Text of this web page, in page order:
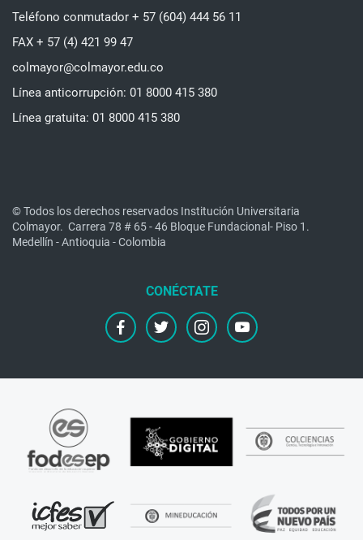
Teléfono conmutador + 57 (604) 444 56 11
FAX + 57 (4) 421 99 47
colmayor@colmayor.edu.co
Línea anticorrupción: 01 8000 415 380
Línea gratuita: 01 8000 415 380
© Todos los derechos reservados Institución Universitaria
Colmayor. Carrera 78 # 65 - 46 Bloque Fundacional- Piso 1.
Medellín - Antioquia - Colombia